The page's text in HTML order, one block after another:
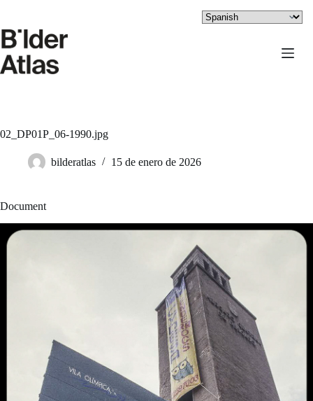
contenido
02_DP01P_06-1990.jpg
bilderatlas 15 de enero de 2026
Document